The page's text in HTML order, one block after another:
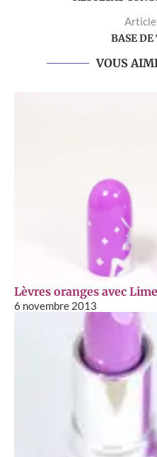
BASE
VOUS
Lèvres oranges avec
6 novembre 2013